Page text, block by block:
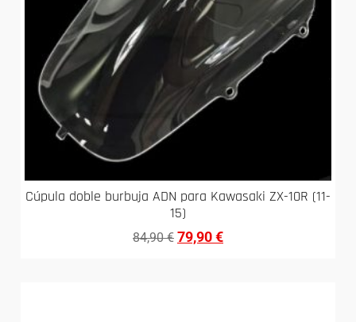
Cúpula doble burbuja ADN para Kawasaki ZX-10R (11-
15)
84,90€ 79,90€